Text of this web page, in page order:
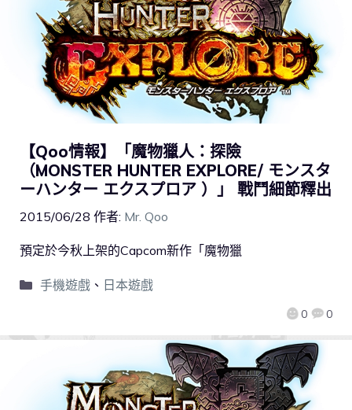
【Qoo情報】「魔物獵人：探險
（MONSTER HUNTER EXPLORE/ モンスタ
ーハンター エクスプロア ）」 戰鬥細節釋出
2015/06/28 作者: Mr. Qoo
0 0
預定於今秋上架的Capcom新作「魔物獵
手機遊戲、 日本遊戲